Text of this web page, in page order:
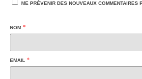
ME PRÉVENIR DES NOUVEAUX COMMENTAIRES
NOM *
EMAIL *